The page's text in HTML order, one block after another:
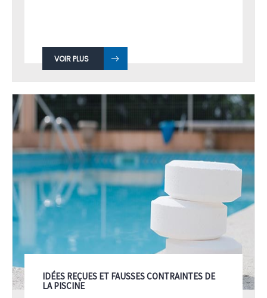
VOIR PLUS
IDÉES REÇUES ET FAUSSES CONTRAINTES DE
LA PISCINE